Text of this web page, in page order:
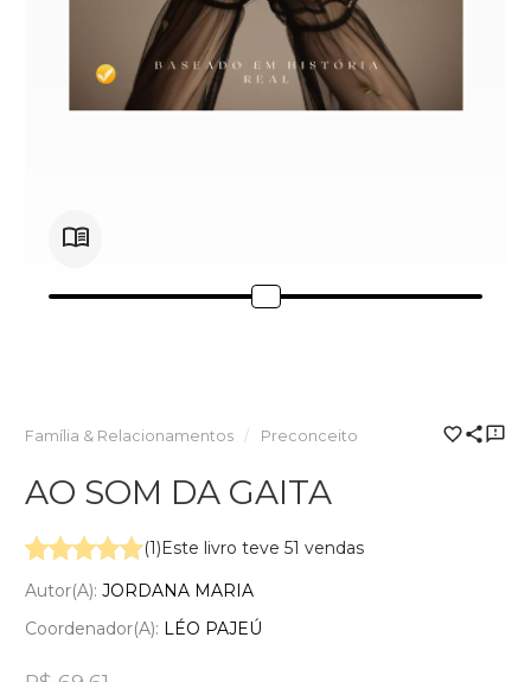
Família & Relacionamentos Preconceito
AO SOM DA GAITA
(1)Este livro teve 51 vendas
Autor(a): JORDANA MARIA
Coordenador(a): LÉO PAJEÚ